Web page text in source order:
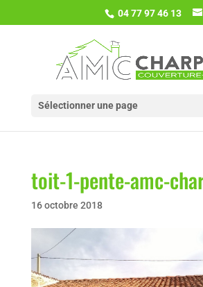
04 77 97 46 13
Sélectionner une page
toit-1-pente-amc-
16 octobre 2018